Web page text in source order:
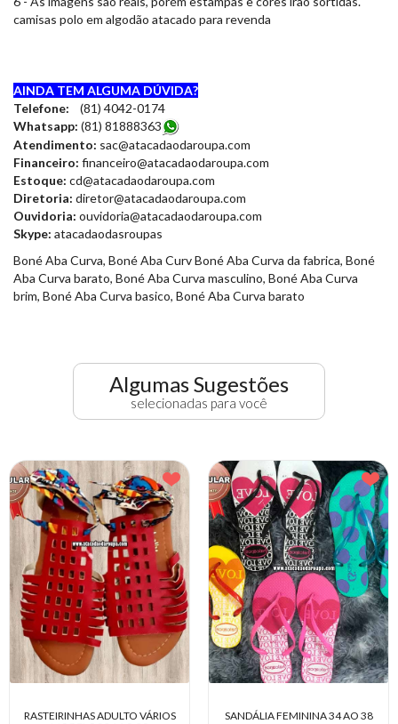
camisas polo em algodão atacado para revenda
AINDA TEM ALGUMA DÚVIDA?
Telefone: (81) 4042-0174
Whatsapp: (81) 81888363
Atendimento: sac@atacadaodaroupa.com
Financeiro: financeiro@atacadaodaroupa.com
Estoque: cd@atacadaodaroupa.com
Diretoria: diretor@atacadaodaroupa.com
Ouvidoria: ouvidoria@atacadaodaroupa.com
Skype: atacadaodasroupas
Boné Aba Curva, Boné Aba Curv Boné Aba Curva da fabrica, Boné
Aba Curva barato, Boné Aba Curva masculino, Boné Aba Curva
brim, Boné Aba Curva basico, Boné Aba Curva barato
Algumas Sugestões
selecionadas para você
SANDÁLIA FEMININA 34 AO 38
BOLSAS ESCOLAR INFANTIL 25